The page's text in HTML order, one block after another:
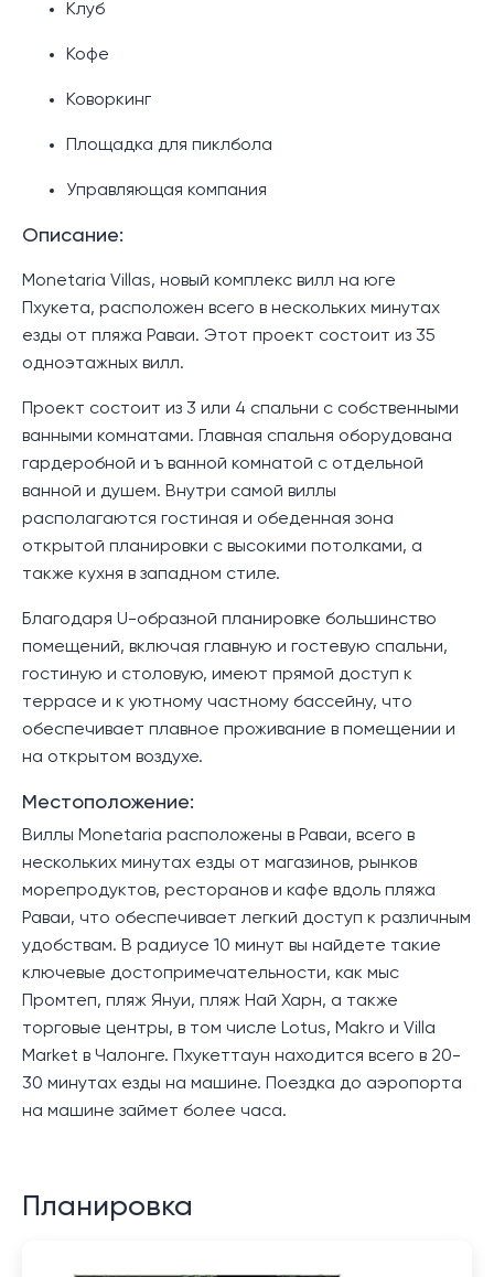
Клуб
Кофе
Коворкинг
Площадка для пиклбола
Управляющая компания
Описание:
Monetaria Villas, новый комплекс вилл на юге
Пхукета, расположен всего в нескольких минутах
езды от пляжа Раваи. Этот проект состоит из 35
одноэтажных вилл.
Проект состоит из 3 или 4 спальни с собственными
ванными комнатами. Главная спальня оборудована
гардеробной и ъ ванной комнатой с отдельной
ванной и душем. Внутри самой виллы
располагаются гостиная и обеденная зона
открытой планировки с высокими потолками, а
также кухня в западном стиле.
Благодаря U-образной планировке большинство
помещений, включая главную и гостевую спальни,
гостиную и столовую, имеют прямой доступ к
террасе и к уютному частному бассейну, что
обеспечивает плавное проживание в помещении и
на открытом воздухе.
Местоположение:
Виллы Monetaria расположены в Раваи, всего в
нескольких минутах езды от магазинов, рынков
морепродуктов, ресторанов и кафе вдоль пляжа
Раваи, что обеспечивает легкий доступ к различным
удобствам. В радиусе 10 минут вы найдете такие
ключевые достопримечательности, как мыс
Промтеп, пляж Януи, пляж Най Харн, а также
торговые центры, в том числе Lotus, Makro и Villa
Market в Чалонге. Пхукеттаун находится всего в 20-
30 минутах езды на машине. Поездка до аэропорта
на машине займет более часа.
Планировка